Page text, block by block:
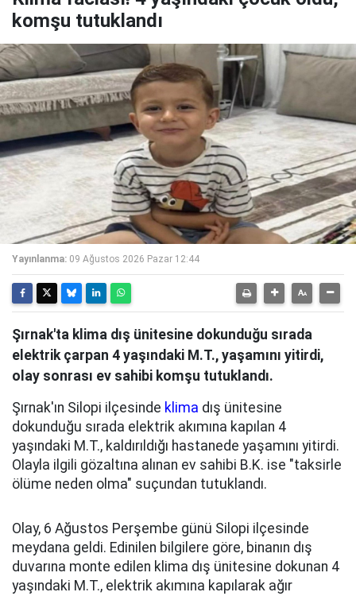
komşu tutuklandı
Yayınlanma: 09 Ağustos 2026 Pazar 12:44
Şırnak'ta klima dış ünitesine dokunduğu sırada
elektrik çarpan 4 yaşındaki M.T., yaşamını yitirdi,
olay sonrası ev sahibi komşu tutuklandı.
Şırnak'ın Silopi ilçesinde klima dış ünitesine
dokunduğu sırada elektrik akımına kapılan 4
yaşındaki M.T., kaldırıldığı hastanede yaşamını yitirdi.
Olayla ilgili gözaltına alınan ev sahibi B.K. ise "taksirle
ölüme neden olma" suçundan tutuklandı.
Olay, 6 Ağustos Perşembe günü Silopi ilçesinde
meydana geldi. Edinilen bilgilere göre, binanın dış
duvarına monte edilen klima dış ünitesine dokunan 4
yaşındaki M.T., elektrik akımına kapılarak ağır